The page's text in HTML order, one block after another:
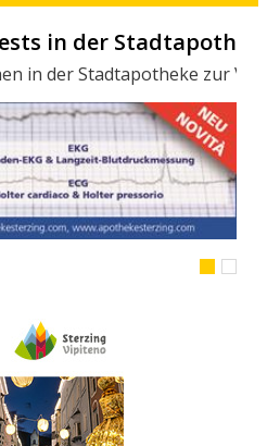
in der
in der Stadtapotheke zur